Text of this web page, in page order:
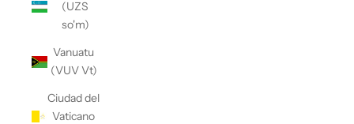
(UZS
so'm)
Vanuatu
(VUV Vt)
Ciudad del
Vaticano